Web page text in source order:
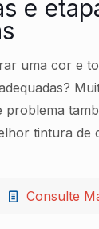
e
uma cor e
problema
tintura de
Consulte